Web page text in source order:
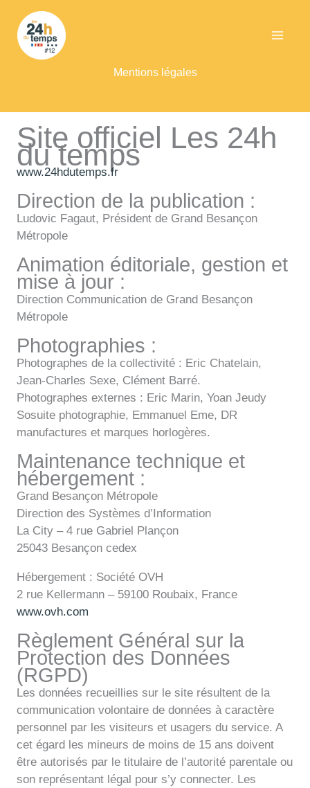
contenu
Mentions légales
Site officiel Les 24h
du temps
www.24hdutemps.fr
Direction de la publication :
Ludovic Fagaut, Président de Grand Besançon
Métropole
Animation éditoriale, gestion et
mise à jour :
Direction Communication de Grand Besançon
Métropole
Photographies :
Photographes de la collectivité : Eric Chatelain,
Jean-Charles Sexe, Clément Barré.
Photographes externes : Eric Marin, Yoan Jeudy
Sosuite photographie, Emmanuel Eme, DR
manufactures et marques horlogères.
Maintenance technique et
hébergement :
Grand Besançon Métropole
Direction des Systèmes d’Information
La City – 4 rue Gabriel Plançon
25043 Besançon cedex
Hébergement : Société OVH
2 rue Kellermann – 59100 Roubaix, France
www.ovh.com
Règlement Général sur la
Protection des Données
(RGPD)
Les données recueillies sur le site résultent de la
communication volontaire de données à caractère
personnel par les visiteurs et usagers du service. A
cet égard les mineurs de moins de 15 ans doivent
être autorisés par le titulaire de l’autorité parentale ou
son représentant légal pour s’y connecter. Les